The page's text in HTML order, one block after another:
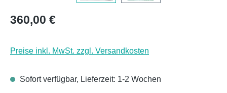
Regulärer Preis:
360,00 €
Preise inkl. MwSt. zzgl. Versandkosten
Sofort verfügbar, Lieferzeit: 1-2 Wochen